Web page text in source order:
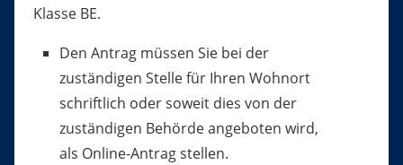
Klasse BE.
Den Antrag müssen Sie bei der
zuständigen Stelle für Ihren Wohnort
schriftlich oder soweit dies von der
zuständigen Behörde angeboten wird,
als Online-Antrag stellen.